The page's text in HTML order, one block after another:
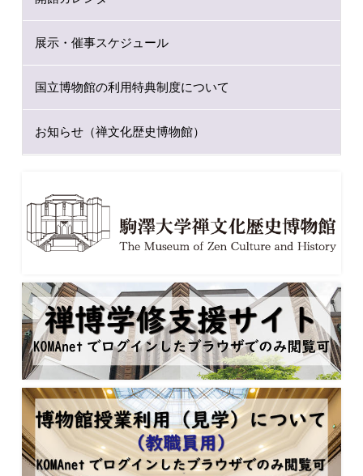
展示・催事スケジュール
国立博物館の利用特典制度について
お知らせ（禅文化歴史博物館）